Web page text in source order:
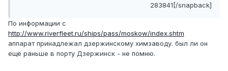
283841[/snapback]
По информации с
http://www.riverfleet.ru/ships/pass/moskow/index.shtm
аппарат принадлежал дзержинскому химзаводу. был ли он
ещё раньше в порту Дзержинск - не помню.